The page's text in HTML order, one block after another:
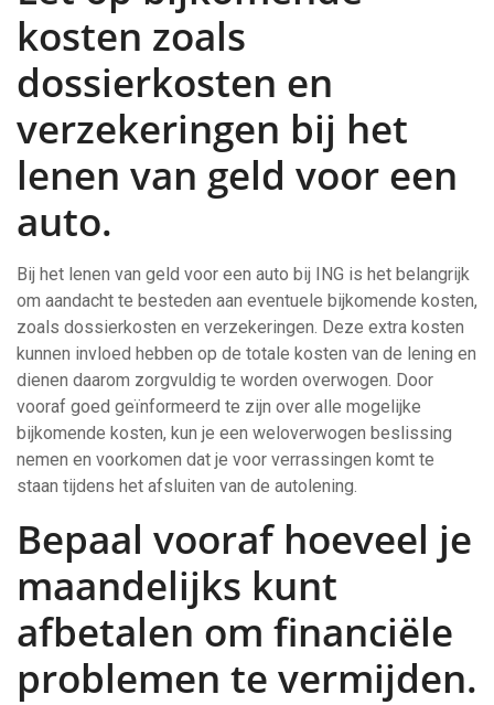
kosten zoals
dossierkosten en
verzekeringen bij het
lenen van geld voor een
auto.
Bij het lenen van geld voor een auto bij ING is het belangrijk
om aandacht te besteden aan eventuele bijkomende kosten,
zoals dossierkosten en verzekeringen. Deze extra kosten
kunnen invloed hebben op de totale kosten van de lening en
dienen daarom zorgvuldig te worden overwogen. Door
vooraf goed geïnformeerd te zijn over alle mogelijke
bijkomende kosten, kun je een weloverwogen beslissing
nemen en voorkomen dat je voor verrassingen komt te
staan tijdens het afsluiten van de autolening.
Bepaal vooraf hoeveel je
maandelijks kunt
afbetalen om financiële
problemen te vermijden.